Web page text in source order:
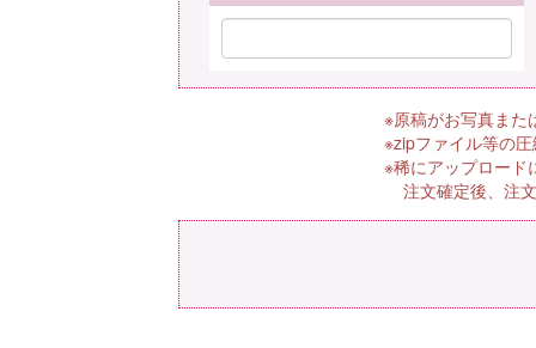
※原稿がお写真また
※zipファイル等の
※稀にアップロード
注文確定後、注